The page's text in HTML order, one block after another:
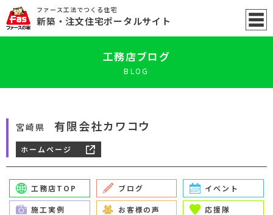
ファース工法でつくる住宅
新築 ・注文住宅ポータルサイト
工務店ブログ
BLOG
宮崎県 有限会社カワコウ
ホームページ
工務店TOP ブログ イベント
施工実例 お客様の声 応援隊